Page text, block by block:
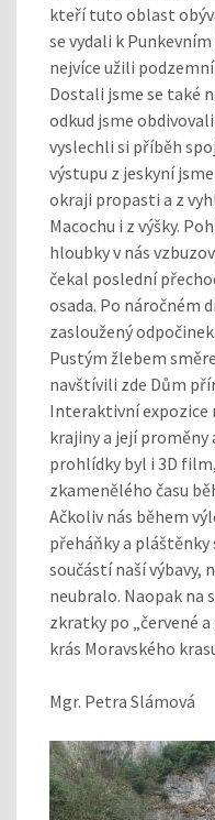
kteří tuto oblast
se vydali k
nejvíce užili
Dostali jsme se také
odkud jsme
vyslechli si příběh
výstupu z jeskyní
okraji propasti a z
Macochu i z výšky.
hloubky v nás
čekal poslední
osada. Po náročném
zasloužený
Pustým žlebem
navštívili zde Dům
Interaktivní expozice
krajiny a její proměny
prohlídky byl i 3D
zkamenělého času
Ačkoliv nás během
přeháňky a
součástí naší výbavy,
neubralo. Naopak na
zkratky po „červené
krás Moravského
Mgr. Petra Slámová